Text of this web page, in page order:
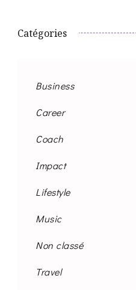
Catégories
Business
Career
Coach
Impact
Lifestyle
Music
Non classé
Travel